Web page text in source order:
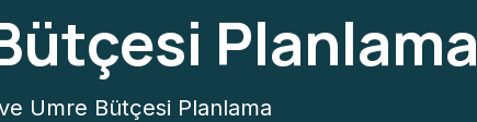
Planlama
Umre Bütçesi Planlama